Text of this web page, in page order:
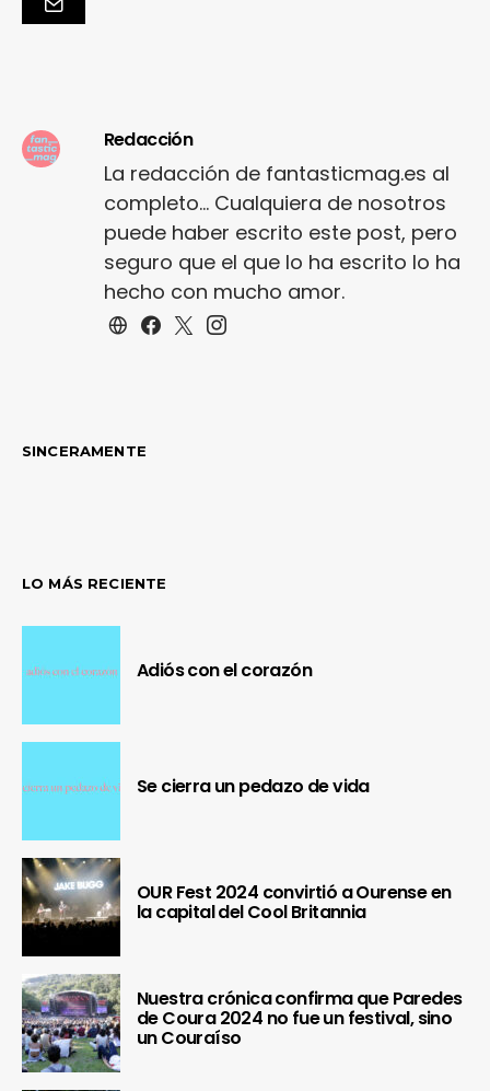
Redacción
La redacción de fantasticmag.es al
completo... Cualquiera de nosotros
puede haber escrito este post, pero
seguro que el que lo ha escrito lo ha
hecho con mucho amor.
SINCERAMENTE
LO MÁS RECIENTE
Adiós con el corazón
Se cierra un pedazo de vida
OUR Fest 2024 convirtió a Ourense en
la capital del Cool Britannia
Nuestra crónica confirma que Paredes
de Coura 2024 no fue un festival, sino
un Couraíso